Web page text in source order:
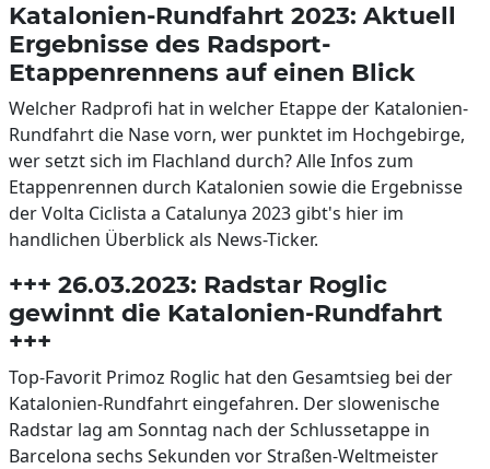
Katalonien-Rundfahrt 2023: Aktuell
Ergebnisse des Radsport-
Etappenrennens auf einen Blick
Welcher Radprofi hat in welcher Etappe der Katalonien-
Rundfahrt die Nase vorn, wer punktet im Hochgebirge,
wer setzt sich im Flachland durch? Alle Infos zum
Etappenrennen durch Katalonien sowie die Ergebnisse
der Volta Ciclista a Catalunya 2023 gibt's hier im
handlichen Überblick als News-Ticker.
+++ 26.03.2023: Radstar Roglic
gewinnt die Katalonien-Rundfahrt
+++
Top-Favorit Primoz Roglic hat den Gesamtsieg bei der
Katalonien-Rundfahrt eingefahren. Der slowenische
Radstar lag am Sonntag nach der Schlussetappe in
Barcelona sechs Sekunden vor Straßen-Weltmeister